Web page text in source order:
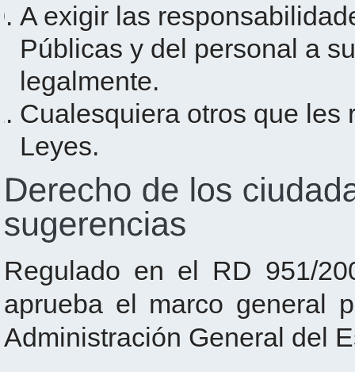
A exigir las
Públicas y del personal a
legalmente.
Cualesquiera otros que les
Leyes.
Regulado en el RD 951/
aprueba el marco general
Administración General del